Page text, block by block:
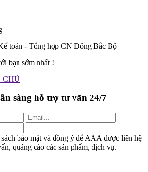
toán - Tổng hợp CN Đông Bắc Bộ
bạn sớm nhất !
CHỦ
sàng hỗ trợ tư vấn 24/7
bảo mật và đồng ý để AAA được liên hệ
quảng cáo các sản phẩm, dịch vụ.